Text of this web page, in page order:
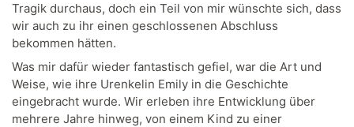
Tragik durchaus, doch ein Teil von mir wünschte sich, dass
wir auch zu ihr einen geschlossenen Abschluss
bekommen hätten.
Was mir dafür wieder fantastisch gefiel, war die Art und
Weise, wie ihre Urenkelin Emily in die Geschichte
eingebracht wurde. Wir erleben ihre Entwicklung über
mehrere Jahre hinweg, von einem Kind zu einer